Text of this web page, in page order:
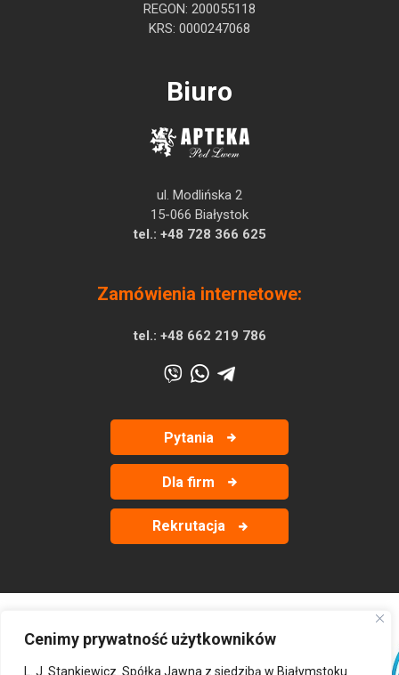
Cenimy prywatność użytkowników
L. J. Stankiewicz. Spółka Jawna z siedzibą w Białymstoku
REGON: 200055118
KRS: 0000247068
Biuro
ul. Modlińska 2
15-066 Białystok
tel.: +48 728 366 625
Zamówienia internetowe:
tel.: +48 662 219 786
Pytania
Dla firm
Rekrutacja